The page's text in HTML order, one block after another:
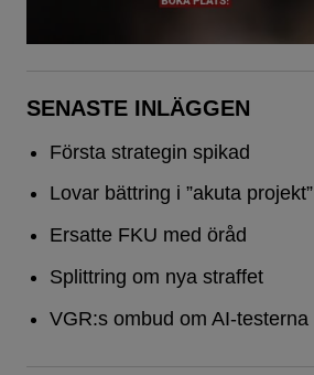
SENASTE INLÄGGEN
Första strategin spikad
Lovar bättring i ”akuta projekt”
Ersatte FKU med öråd
Splittring om nya straffet
VGR:s ombud om AI-testerna